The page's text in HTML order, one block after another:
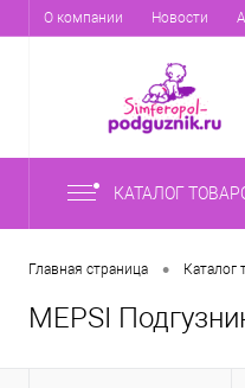
О компании Новости
КАТАЛОГ
Главная страница • Каталог
MEPSI